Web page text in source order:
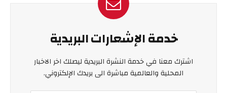
خدمة الإشعارات البريدية
اشترك معنا في خدمة النشرة البريدية ليصلك اخر الاخبار
المحلية والعالمية مباشرة الى بريدك الإلكتروني.